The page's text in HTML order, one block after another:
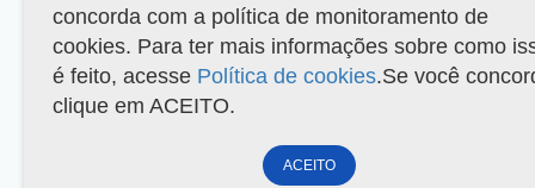
concorda com a política de monitoramento de
cookies. Para ter mais informações sobre como
é feito, acesse Política de cookies.Se você
clique em ACEITO.
ACEITO